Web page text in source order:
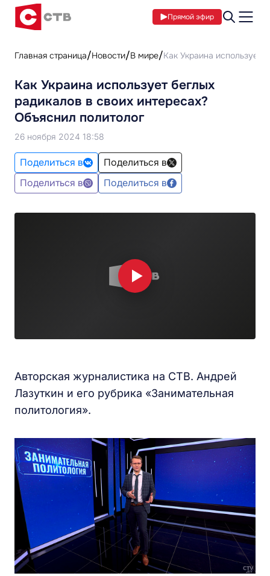
Прямой эфир
Главная страница Новости В мире Как Украина использует
Как Украина использует беглых
радикалов в своих интересах?
Объяснил политолог
26 ноября 2024 18:58
Поделиться в
Поделиться в
Поделиться в
Поделиться в
Авторская журналистика на СТВ. Андрей
Лазуткин и его рубрика «Занимательная
политология».